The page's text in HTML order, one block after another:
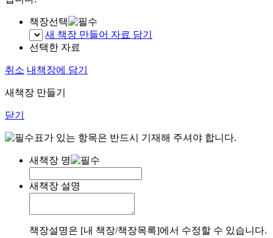
책장선택
새 책장 만들어 자료 담기
선택한 자료
취소 내책장에 담기
새책장 만들기
닫기
표가 있는 항목은 반드시 기재해 주셔야 합니다.
새책장 명
새책장 설명
책장설명은 [내 책장/책장목록]에서 수정할 수 있습니다.